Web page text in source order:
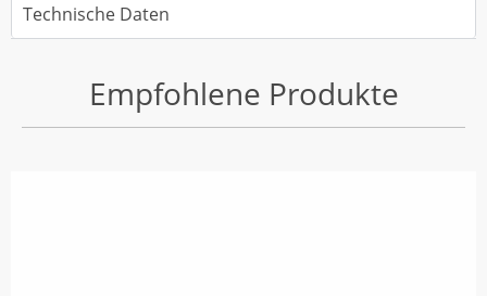
Technische Daten
Empfohlene Produkte